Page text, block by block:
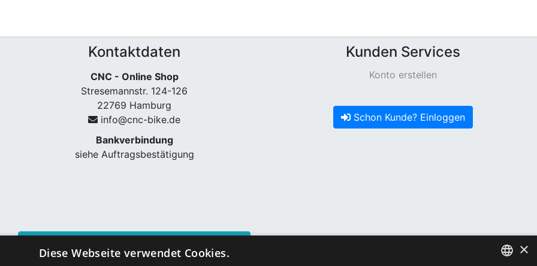
Kontaktdaten
CNC - Online Shop
Stresemannstr. 124-126
22769 Hamburg
info@cnc-bike.de
Bankverbindung
siehe Auftragsbestätigung
Kunden Services
Konto erstellen
Schon Kunde? Einloggen
×
Diese Webseite verwendet Cookies.